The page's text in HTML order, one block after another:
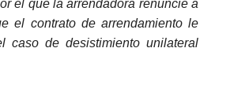
el que la arrendadora renuncie a
el contrato de arrendamiento le
caso de desistimiento unilateral